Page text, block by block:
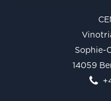
Sophie-
14059